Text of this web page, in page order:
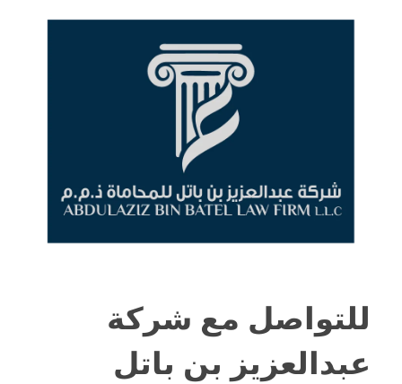
للتواصل مع شركة
عبدالعزيز بن باتل